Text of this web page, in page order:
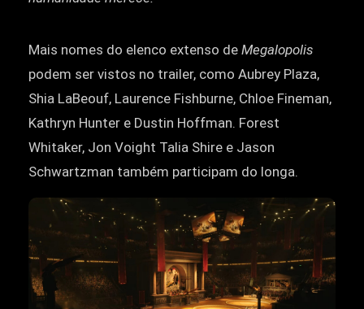
Mais nomes do elenco extenso de Megalopolis
podem ser vistos no trailer, como Aubrey Plaza,
Shia LaBeouf, Laurence Fishburne, Chloe Fineman,
Kathryn Hunter e Dustin Hoffman. Forest
Whitaker, Jon Voight Talia Shire e Jason
Schwartzman também participam do longa.